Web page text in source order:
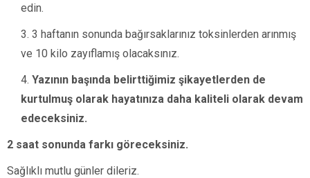
edin.
3 haftanın sonunda bağırsaklarınız toksinlerden arınmış
ve 10 kilo zayıflamış olacaksınız.
Yazının başında belirttiğimiz şikayetlerden de
kurtulmuş olarak hayatınıza daha kaliteli olarak devam
edeceksiniz.
2 saat sonunda farkı göreceksiniz.
Sağlıklı mutlu günler dileriz.